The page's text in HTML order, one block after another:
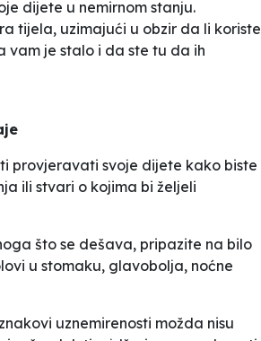
dijete u nemirnom stanju.
tijela, uzimajući u obzir da li koriste
vam je stalo i da ste tu da ih
provjeravati svoje dijete kako biste
ili stvari o kojima bi željeli
što se dešava, pripazite na bilo
u stomaku, glavobolja, noćne
uznemirenosti možda nisu